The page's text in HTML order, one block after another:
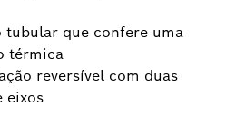
tubular que confere uma
térmica
reversível com duas
eixos